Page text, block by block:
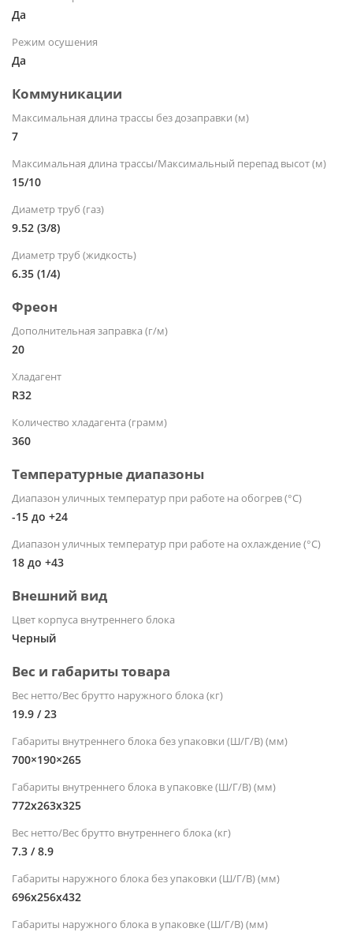
Да
Режим осушения
Да
Коммуникации
Максимальная длина трассы без дозаправки (м)
7
Максимальная длина трассы/Максимальный перепад высот (м)
15/10
Диаметр труб (газ)
9.52 (3/8)
Диаметр труб (жидкость)
6.35 (1/4)
Фреон
Дополнительная заправка (г/м)
20
Хладагент
R32
Количество хладагента (грамм)
360
Температурные диапазоны
Диапазон уличных температур при работе на обогрев (°С)
-15 до +24
Диапазон уличных температур при работе на охлаждение (°С)
18 до +43
Внешний вид
Цвет корпуса внутреннего блока
Черный
Вес и габариты товара
Вес нетто/Вес брутто наружного блока (кг)
19.9 / 23
Габариты внутреннего блока без упаковки (Ш/Г/В) (мм)
700×190×265
Габариты внутреннего блока в упаковке (Ш/Г/В) (мм)
772x263x325
Вес нетто/Вес брутто внутреннего блока (кг)
7.3 / 8.9
Габариты наружного блока без упаковки (Ш/Г/В) (мм)
696x256x432
Габариты наружного блока в упаковке (Ш/Г/В) (мм)